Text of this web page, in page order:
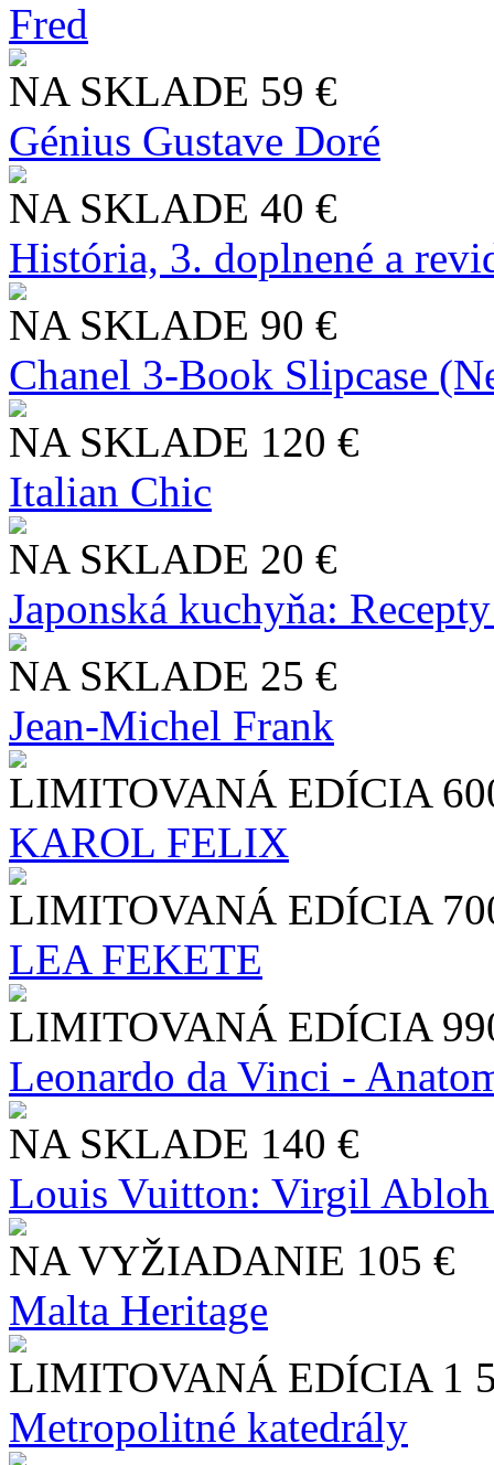
Fred
NA SKLADE 59 €
Génius Gustave Doré
NA SKLADE 40 €
História, 3. doplnené a
NA SKLADE 90 €
Chanel 3-Book Slipcase
NA SKLADE 120 €
Italian Chic
NA SKLADE 20 €
Japonská kuchyňa:
NA SKLADE 25 €
Jean-Michel Frank
LIMITOVANÁ EDÍCIA
KAROL FELIX
LIMITOVANÁ EDÍCIA
LEA FEKETE
LIMITOVANÁ EDÍCIA
Leonardo da Vinci -
NA SKLADE 140 €
Louis Vuitton: Virgil
NA VYŽIADANIE 105 €
Malta Heritage
LIMITOVANÁ EDÍCIA 1
Metropolitné katedrály